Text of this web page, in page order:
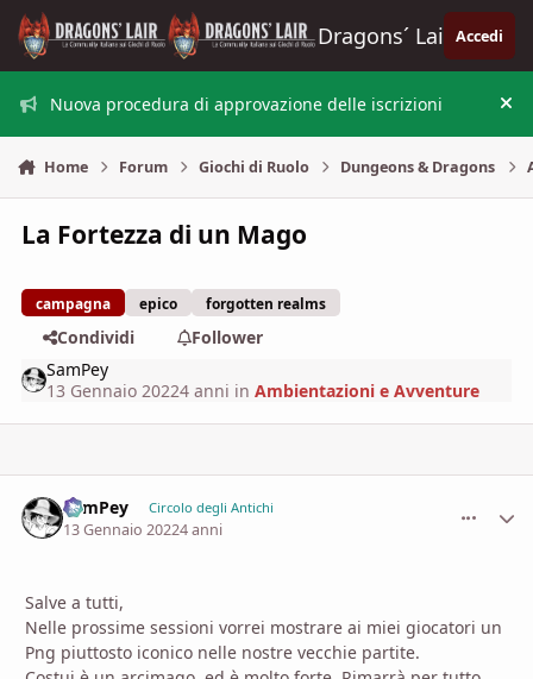
Vai al contenuto
Dragons´ Lair Accedi
Nuova procedura di approvazione delle iscrizioni
Home Forum Giochi di Ruolo Dungeons & Dragons
La Fortezza di un Mago
campagna epico forgotten realms
Condividi
Follower
SamPey
13 Gennaio 20224 anni inAmbientazioni e Avventure
SamPey Circolo degli Antichi
13 Gennaio 20224 anni
Salve a tutti,
Nelle prossime sessioni vorrei mostrare ai miei giocatori un
Png piuttosto iconico nelle nostre vecchie partite.